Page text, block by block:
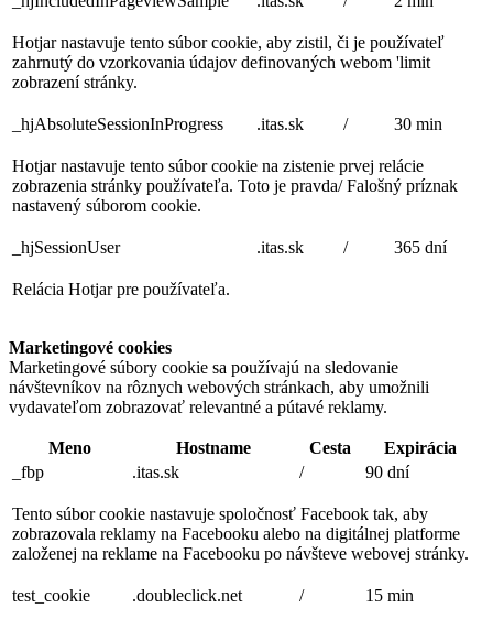
Hotjar nastavuje tento súbor cookie, aby zistil, či je používateľ
zahrnutý do vzorkovania údajov definovaných webom 'limit
zobrazení stránky.
_hjAbsoluteSessionInProgress .itas.sk / 30 min
Hotjar nastavuje tento súbor cookie na zistenie prvej relácie
zobrazenia stránky používateľa. Toto je pravda/ Falošný príznak
nastavený súborom cookie.
_hjSessionUser .itas.sk / 365 dní
Relácia Hotjar pre používateľa.
Marketingové cookies
Marketingové súbory cookie sa používajú na sledovanie
návštevníkov na rôznych webových stránkach, aby umožnili
vydavateľom zobrazovať relevantné a pútavé reklamy.
Meno Hostname Cesta
Expirácia
_fbp
.itas.sk / 90 dní
Tento súbor cookie nastavuje spoločnosť Facebook tak, aby
zobrazovala reklamy na Facebooku alebo na digitálnej platforme
založenej na reklame na Facebooku po návšteve webovej stránky.
test_cookie .doubleclick.net / 15 min